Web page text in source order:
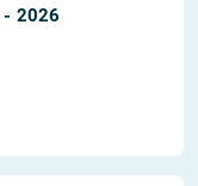
2026